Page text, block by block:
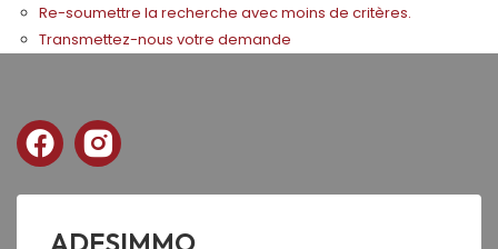
Re-soumettre la recherche avec moins de critères.
Transmettez-nous votre demande
ADESIMMO